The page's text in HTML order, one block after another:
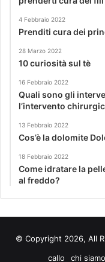
4 Febbraio 2022
Prenditi cura dei
28 Marzo 2022
10 curiosità sul tè
16 Febbraio 2022
Quali sono gli
l’intervento
13 Febbraio 2022
Cos’è la dolomite
18 Febbraio 2022
Come idratare la
al freddo?
© Copyright 2026, All
callo
chi